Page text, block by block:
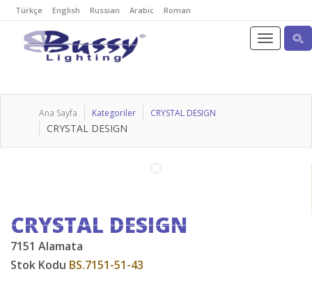
Türkçe English Russian Arabic Roman
Ana Sayfa Kategoriler CRYSTAL DESIGN
CRYSTAL DESIGN
CRYSTAL DESIGN
7151 Alamata
Stok Kodu BS.7151-51-43